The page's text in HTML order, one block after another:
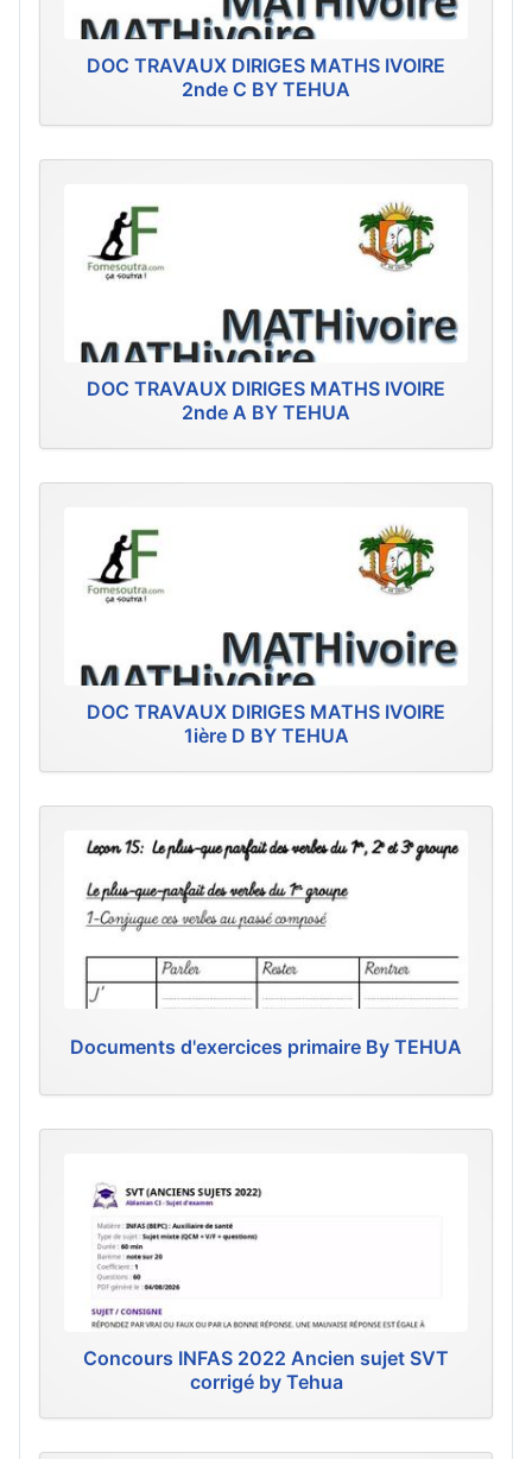
DOC TRAVAUX DIRIGES MATHS IVOIRE
2nde C BY TEHUA
DOC TRAVAUX DIRIGES MATHS IVOIRE
2nde A BY TEHUA
DOC TRAVAUX DIRIGES MATHS IVOIRE
1ière D BY TEHUA
Documents d'exercices primaire By TEHUA
Concours INFAS 2022 Ancien sujet SVT
corrigé by Tehua